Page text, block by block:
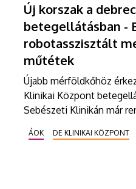
Új korszak a
betegellátásban -
robotasszisztált
műtétek
Újabb mérföldkőhöz
Klinikai Központ
Sebészeti Klinikán már
beavatkozásokat is,
ÁOK DE KLINIKAI KÖZPONT